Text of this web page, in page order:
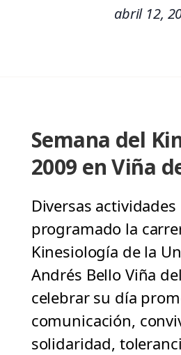
abril 12,
Semana del
2009 en Viña
Diversas actividades
programado la
Kinesiología de la
Andrés Bello Viña
celebrar su día
comunicación,
solidaridad,